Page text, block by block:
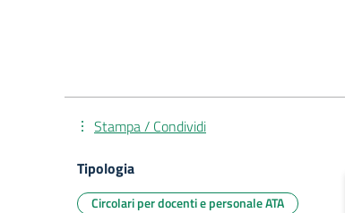
Stampa / Condividi
Tipologia
Circolari per docenti e personale ATA